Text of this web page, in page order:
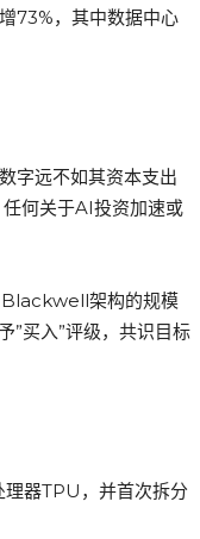
73%，其中数据中心
字远不如其资本支出
何关于AI投资加速或
Blackwell架构的规模
”买入”评级，共识目标
理器TPU，并首次拆分